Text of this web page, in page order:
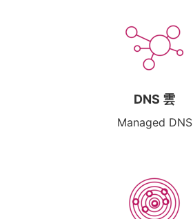
DNS 雲
Managed DNS